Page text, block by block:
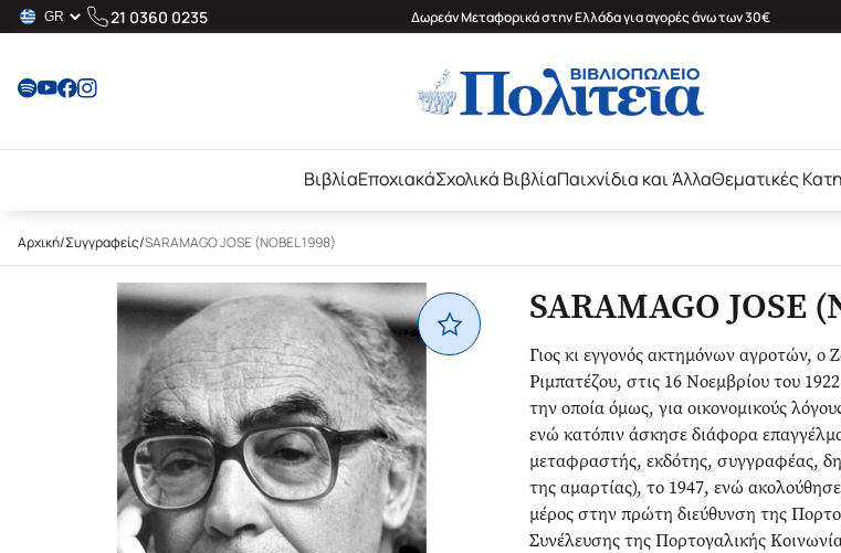
21 0360 0235 Δωρεάν Μεταφορικά στην Ελλάδα για αγορές άνω των 30€
ΒιβλίαΕποχιακάΣχολικά ΒιβλίαΠαιχνίδια και ΆλλαΘεματικές
Αρχική/Συγγραφείς/SARAMAGO JOSE (NOBEL 1998)
SARAMAGO JOSE
Γιος κι εγγονός ακτημόνων αγροτών, ο
Ριμπατέζου, στις 16 Νοεμβρίου του
την οποία όμως, για οικονομικούς
ενώ κατόπιν άσκησε διάφορα
μεταφραστής, εκδότης, συγγραφέας,
της αμαρτίας), το 1947, ενώ
μέρος στην πρώτη διεύθυνση της
Συνέλευσης της Πορτογαλικής